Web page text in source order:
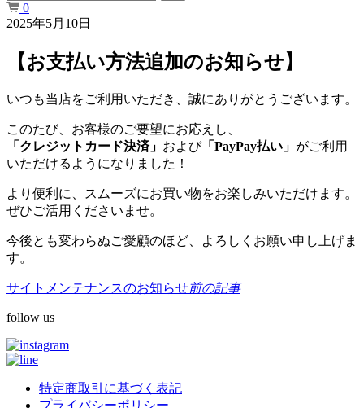
0
2025年5月10日
【お支払い方法追加のお知らせ】
いつも当店をご利用いただき、誠にありがとうございます。
このたび、お客様のご要望にお応えし、
「クレジットカード決済」 および「PayPay払い」 がご利用
いただけるようになりました！
より便利に、スムーズにお買い物をお楽しみいただけます。
ぜひご活用くださいませ。
今後とも変わらぬご愛顧のほど、よろしくお願い申し上げま
す。
サイトメンテナンスのお知らせ前の記事
follow us
特定商取引に基づく表記
プライバシーポリシー